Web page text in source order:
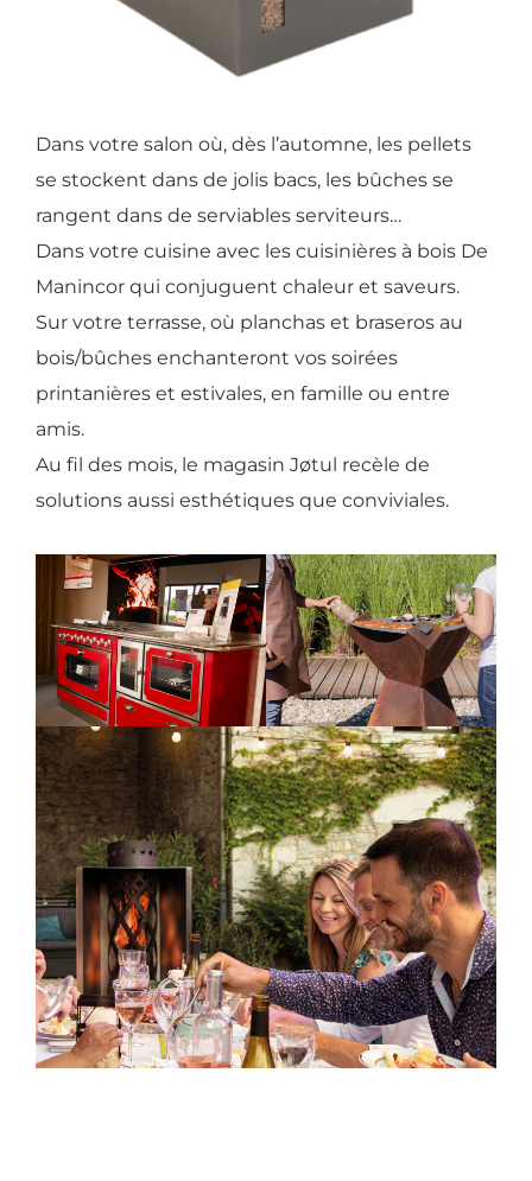
Dans votre salon où, dès l’automne, les pellets
se stockent dans de jolis bacs, les bûches se
rangent dans de serviables serviteurs…
Dans votre cuisine avec les cuisinières à bois De
Manincor qui conjuguent chaleur et saveurs.
Sur votre terrasse, où planchas et braseros au
bois/bûches enchanteront vos soirées
printanières et estivales, en famille ou entre
amis.
Au fil des mois, le magasin Jøtul recèle de
solutions aussi esthétiques que conviviales.